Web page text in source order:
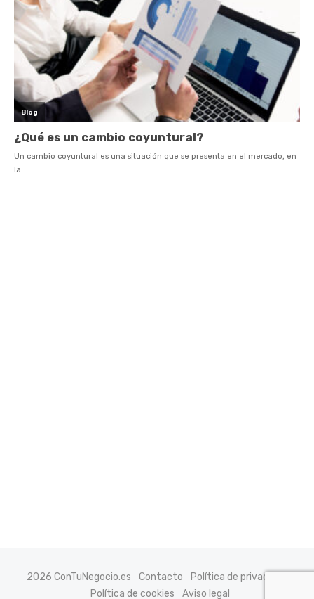
2026 ConTuNegocio.es Contacto
Política de privacidad
Política de cookies
Aviso legal